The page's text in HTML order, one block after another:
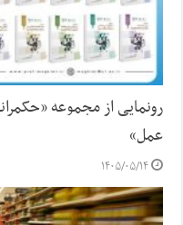
رونمایی از مجموعه
عمل»
۱۴۰۵/۰۵/۱۴